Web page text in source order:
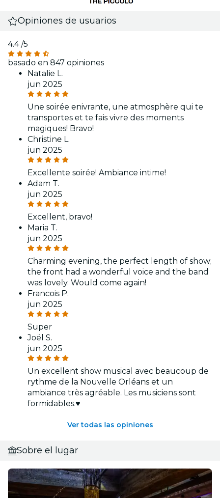
Opiniones de usuarios
4.4/5
basado en 847 opiniones
Natalie L.
jun 2025
Une soirée enivrante, une atmosphère qui te
transportes et te fais vivre des moments
magiques! Bravo!
Christine L.
jun 2025
Excellente soirée! Ambiance intime!
Adam T.
jun 2025
Excellent, bravo!
Maria T.
jun 2025
Charming evening, the perfect length of show;
the front had a wonderful voice and the band
was lovely. Would come again!
Francois P.
jun 2025
Super
Joël S.
jun 2025
Un excellent show musical avec beaucoup de
rythme de la Nouvelle Orléans et un
ambiance très agréable. Les musiciens sont
formidables.♥️
Ver todas las opiniones
Sobre el lugar